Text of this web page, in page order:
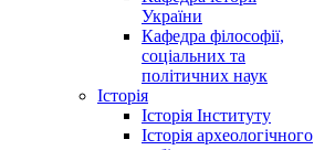
України
Кафедра філософії,
соціальних та
політичних наук
Історія
Історія Інституту
Історія археологічного